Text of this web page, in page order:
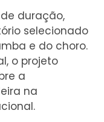
duração,
selecionado
e do choro.
o projeto
a
na